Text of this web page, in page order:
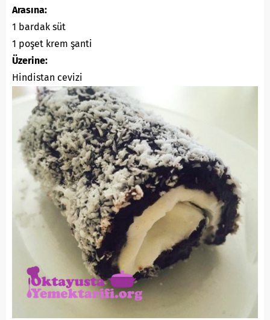
Arasına:
1 bardak süt
1 poşet krem şanti
Üzerine:
Hindistan cevizi